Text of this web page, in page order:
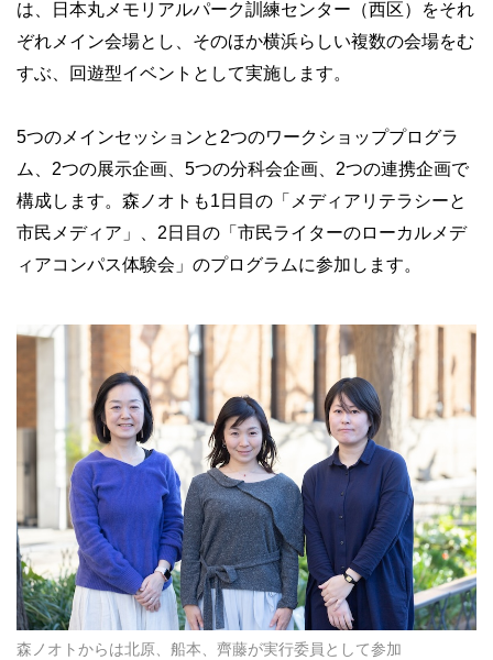
は、日本丸メモリアルパーク訓練センター（西区）をそれ
ぞれメイン会場とし、そのほか横浜らしい複数の会場をむ
すぶ、回遊型イベントとして実施します。
5つのメインセッションと2つのワークショッププログラ
ム、2つの展示企画、5つの分科会企画、2つの連携企画で
構成します。森ノオトも1日目の「メディアリテラシーと
市民メディア」、2日目の「市民ライターのローカルメデ
ィアコンパス体験会」のプログラムに参加します。
森ノオトからは北原、船本、齊藤が実行委員として参加